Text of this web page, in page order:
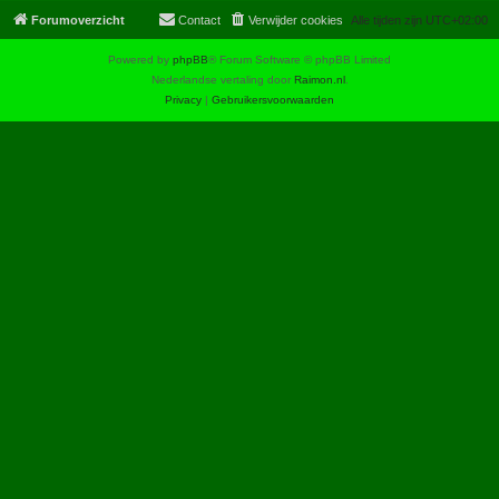
Forumoverzicht Alle tijden zijn UTC+02:00
Verwijder cookies
Contact
Powered by phpBB® Forum Software © phpBB Limited
Nederlandse vertaling door Raimon.nl.
Privacy | Gebruikersvoorwaarden